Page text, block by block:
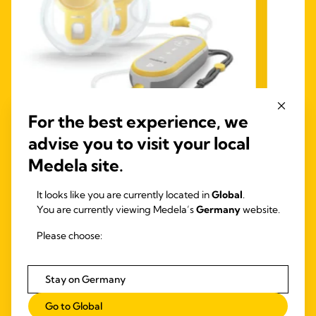
HANDS-FREE ELEKTRISCH
Freestyle™ Hands-free –
freihändige elektrische
Doppelmilchpumpe
im BH tragbare elektrische
Doppelmilchpumpe für freihändiges
Abpumpen von Medela.
4.1 (789)
4.1
von
322
For the best experience, we
advise you to visit your local
Medela site.
It looks like you are currently located inGlobal.
You are currently viewing Medela’sGermanywebsite.
Please choose:
Stay on Germany
Go to Global